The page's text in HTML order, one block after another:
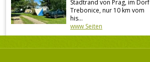
Stadtrand von Prag, im Dorf
Trebonice, nur 10 km vom
his...
www Seiten